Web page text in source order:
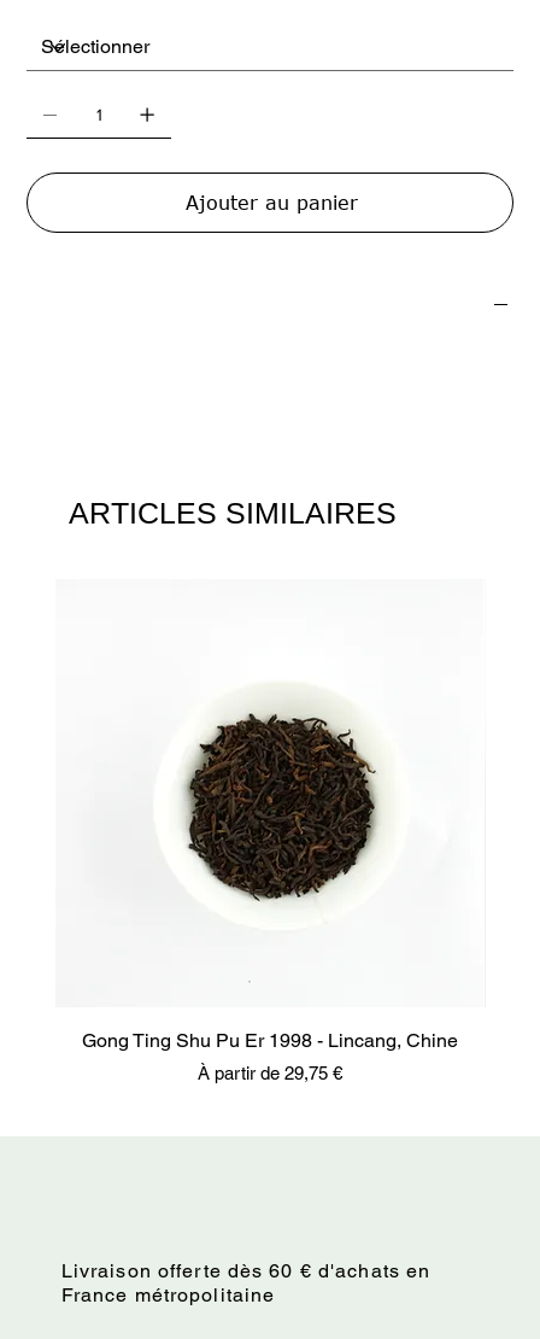
Ajouter au panier
ARTICLES SIMILAIRES
Gong Ting Shu Pu Er 1998 - Lincang, Chine
À partir de 29,75 €
Prix promotionnel
Livraison offerte dès 60 € d'achats en
France métropolitaine